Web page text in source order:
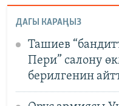
ДАГЫ КАРАҢЫЗ
Ташиев
Пери” салону
берилгенин